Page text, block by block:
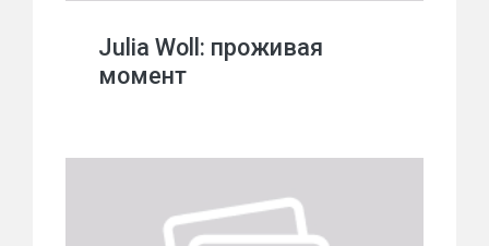
Julia Woll: проживая
момент